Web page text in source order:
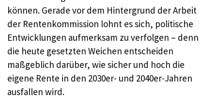
können. Gerade vor dem Hintergrund der Arbeit
der Rentenkommission lohnt es sich, politische
Entwicklungen aufmerksam zu verfolgen – denn
die heute gesetzten Weichen entscheiden
maßgeblich darüber, wie sicher und hoch die
eigene Rente in den 2030er- und 2040er-Jahren
ausfallen wird.